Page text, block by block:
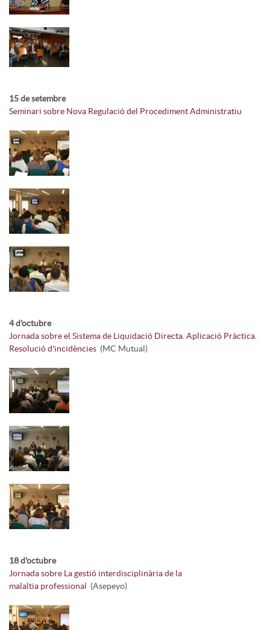
15 de setembre
Seminari sobre Nova Regulació del Procediment Administratiu
4 d'octubre
Jornada sobre el Sistema de Liquidació Directa. Aplicació Pràctica.
Resolució d'incidències (MC Mutual)
18 d'octubre
Jornada sobre La gestió interdisciplinària de la
malaltia professional (Asepeyo)